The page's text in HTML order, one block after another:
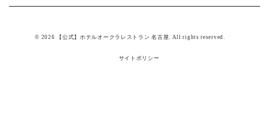
© 2026 【公式】ホテルオークラレストラン 名古屋. All rights reserved.
サイトポリシー